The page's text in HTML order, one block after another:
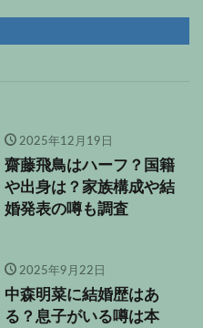
2025年12月19日
齋藤飛鳥はハーフ？国籍
や出身は？家族構成や結
婚発表の噂も調査
2025年9月22日
中森明菜に結婚歴はあ
る？息子がいる噂は本